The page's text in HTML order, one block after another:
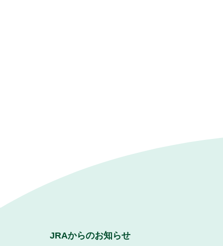
JRAからのお知らせ